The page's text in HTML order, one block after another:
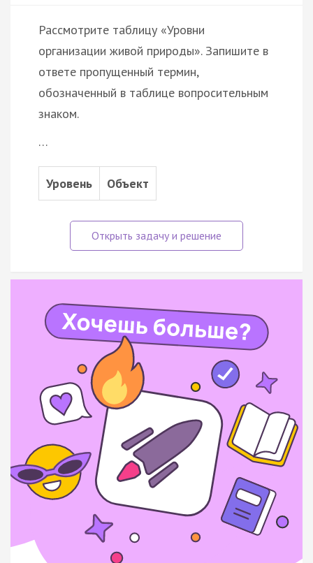
Рассмотрите таблицу «Уровни
организации живой природы». Запишите в
ответе пропущенный термин,
обозначенный в таблице вопросительным
знаком.
…
Уровень Объект